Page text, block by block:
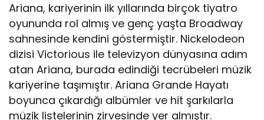
Ariana, kariyerinin ilk yıllarında birçok tiyatro
oyununda rol almış ve genç yaşta Broadway
sahnesinde kendini göstermiştir. Nickelodeon
dizisi Victorious ile televizyon dünyasına adım
atan Ariana, burada edindiği tecrübeleri müzik
kariyerine taşımıştır. Ariana Grande Hayatı
boyunca çıkardığı albümler ve hit şarkılarla
müzik listelerinin zirvesinde yer almıştır.